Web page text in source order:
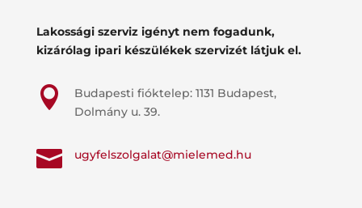
Lakossági szerviz igényt nem fogadunk,
kizárólag ipari készülékek szervizét látjuk el.

Budapesti fióktelep: 1131 Budapest,
Dolmány u. 39.
 ugyfelszolgalat@mielemed.hu